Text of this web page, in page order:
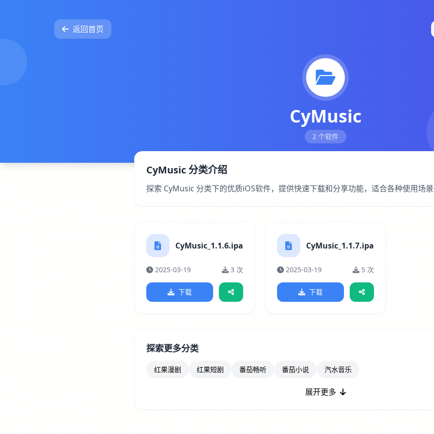
返回首页
CyMusic
2 个软件
CyMusic 分类介绍
探索 CyMusic 分类下的优质iOS软件，提供快速下载和分享功能，适合各种使用场
CyMusic_1.1.6.ipa
2025-03-19 3 次
下载
CyMusic_1.1.7.ipa
2025-03-19 5 次
下载
探索更多分类
红果漫剧 红果短剧 番茄畅听 番茄小说 汽水音乐
展开更多